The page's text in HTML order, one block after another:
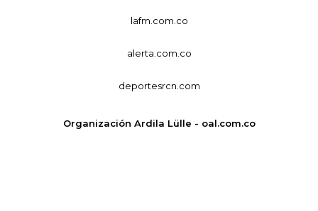
lafm.com.co
alerta.com.co
deportesrcn.com
Organización Ardila Lülle - oal.com.co